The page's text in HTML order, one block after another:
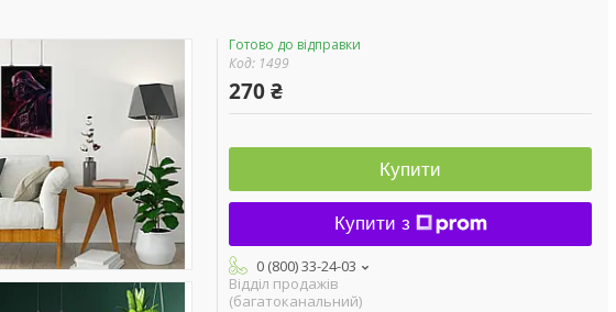
Готово до відправки
Код: 1499
270 ₴
Купити
Купити з
0 (800) 33-24-03
Відділ продажів
(багатоканальний)